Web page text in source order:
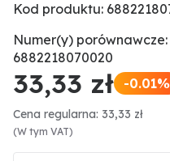
Kod produktu:
Numer(y)
6882218070020
33,33 zł -0.01%
Cena regularna: 33,33 zł
(W tym VAT)